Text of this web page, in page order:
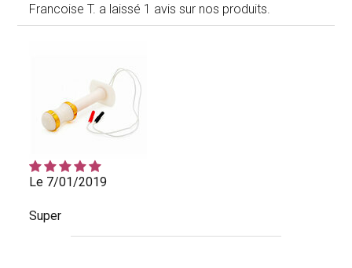
Francoise T. a laissé 1 avis sur nos produits.
Le 7/01/2019
Super